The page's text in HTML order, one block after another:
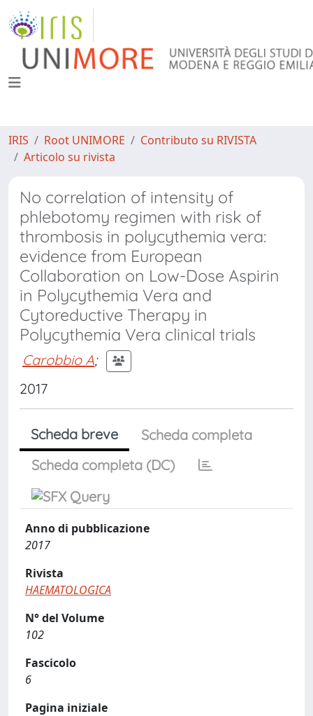
IRIS Root UNIMORE
Contributo su RIVISTA
Articolo su rivista
No correlation of intensity of
phlebotomy regimen with risk of
thrombosis in polycythemia vera:
evidence from European
Collaboration on Low-Dose Aspirin
in Polycythemia Vera and
Cytoreductive Therapy in
Polycythemia Vera clinical trials
Carobbio A;
2017
Scheda breve
Scheda completa
Scheda completa (DC)
Anno di pubblicazione
2017
Rivista
HAEMATOLOGICA
N° del Volume
102
Fascicolo
6
Pagina iniziale